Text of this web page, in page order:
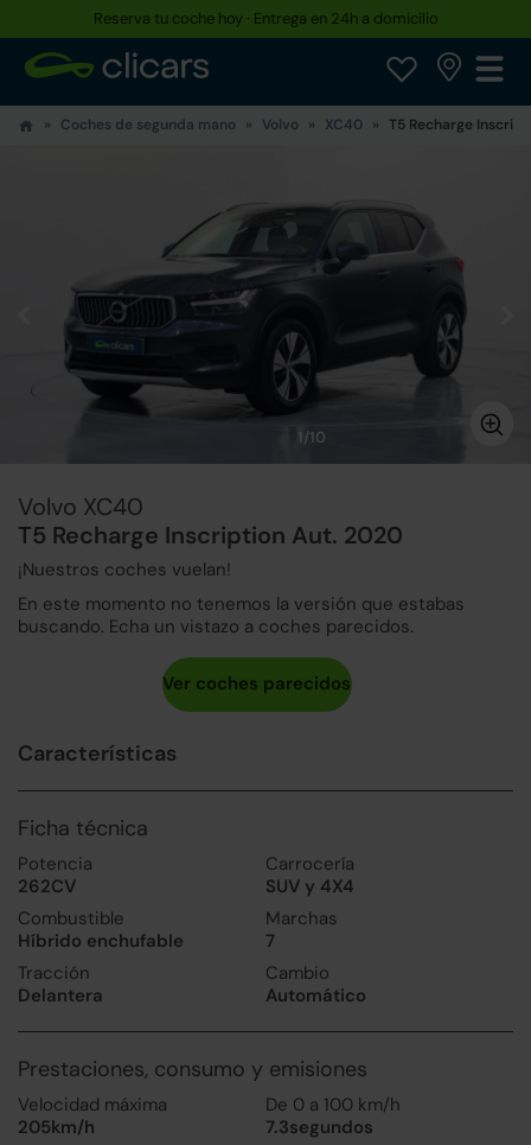
Reserva tu coche hoy · Entrega en 24h a domicilio
Coches de segunda mano Volvo XC40 T5 Recharge
1/10
Volvo XC40
T5 Recharge Inscription Aut. 2020
¡Nuestros coches vuelan!
En este momento no tenemos la versión que estabas
buscando. Echa un vistazo a coches parecidos.
Características
Ficha técnica
Potencia
262CV
Carrocería
SUV y 4X4
Combustible
Híbrido enchufable
Marchas
7
Tracción
Delantera
Cambio
Automático
Prestaciones, consumo y emisiones
Velocidad máxima
205km/h
De 0 a 100 km/h
7.3segundos